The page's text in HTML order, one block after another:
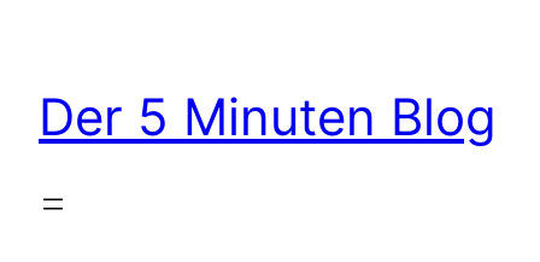
Der 5 Minuten Blog